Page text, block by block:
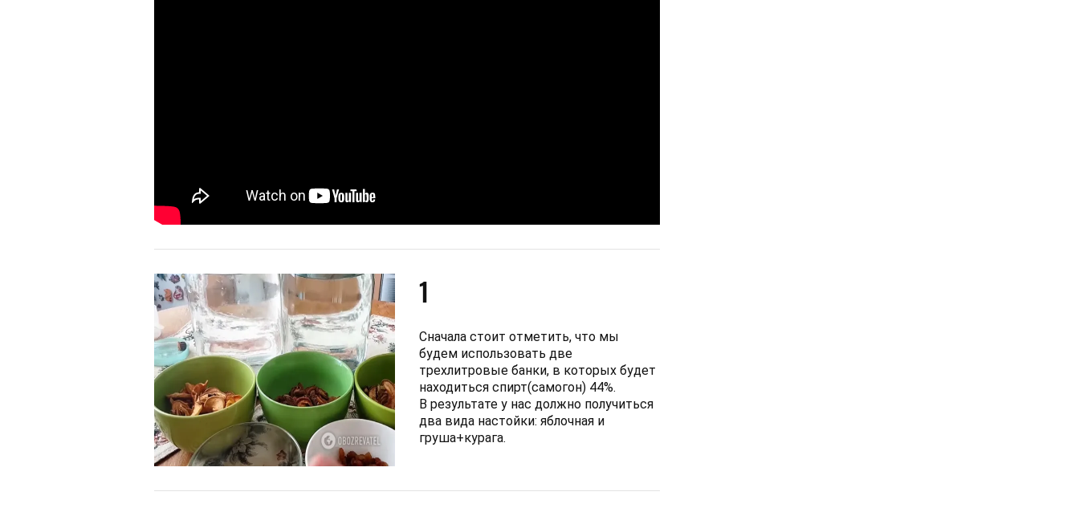
1
Сначала стоит отметить, что мы
будем использовать две
трехлитровые банки, в которых будет
находиться спирт(самогон) 44%.
В результате у нас должно получиться
два вида настойки: яблочная и
груша+курага.